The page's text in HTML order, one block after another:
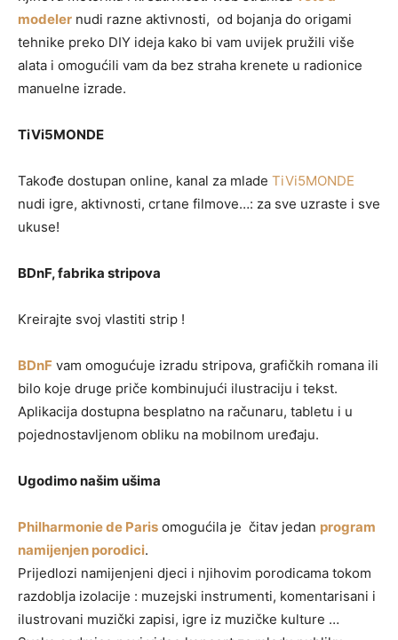
modeler nudi razne aktivnosti, od bojanja do origami
tehnike preko DIY ideja kako bi vam uvijek pružili više
alata i omogućili vam da bez straha krenete u radionice
manuelne izrade.
TiVi5MONDE
Takođe dostupan online, kanal za mlade TiVi5MONDE
nudi igre, aktivnosti, crtane filmove…: za sve uzraste i sve
ukuse!
BDnF, fabrika stripova
Kreirajte svoj vlastiti strip !
BDnF vam omogućuje izradu stripova, grafičkih romana ili
bilo koje druge priče kombinujući ilustraciju i tekst.
Aplikacija dostupna besplatno na računaru, tabletu i u
pojednostavljenom obliku na mobilnom uređaju.
Ugodimo našim ušima
Philharmonie de Paris omogućila je čitav jedan program
namijenjen porodici.
Prijedlozi namijenjeni djeci i njihovim porodicama tokom
razdoblja izolacije : muzejski instrumenti, komentarisani i
ilustrovani muzički zapisi, igre iz muzičke kulture …